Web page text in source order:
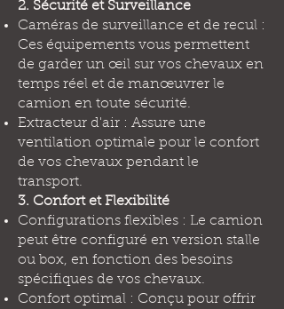
2. Sécurité et Surveillance
Caméras de surveillance et de recul :
Ces équipements vous permettent
de garder un œil sur vos chevaux en
temps réel et de manœuvrer le
camion en toute sécurité.
Extracteur d'air : Assure une
ventilation optimale pour le confort
de vos chevaux pendant le
transport.
3. Confort et Flexibilité
Configurations flexibles : Le camion
peut être configuré en version stalle
ou box, en fonction des besoins
spécifiques de vos chevaux.
Confort optimal : Conçu pour offrir